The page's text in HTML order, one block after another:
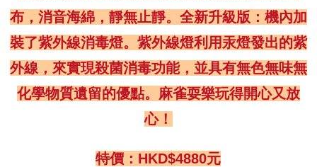
布，消音海綿，靜無止靜。 全新升級版：機內加
裝了紫外線消毒燈。 紫外線燈利用汞燈發出的紫
外線，來實現殺菌消毒功能， 並具有無色無味無
化學物質遺留的優點。 麻雀耍樂玩得開心又放
心！
特價：HKD$4880元